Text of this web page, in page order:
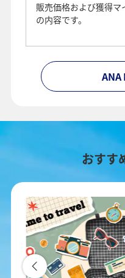
販売価格および獲得
の内容です。
ANA
おすす